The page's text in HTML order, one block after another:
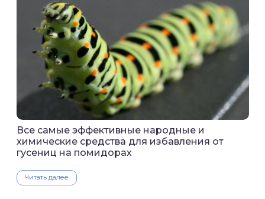
Все самые эффективные народные и
химические средства для избавления от
гусениц на помидорах
Читать далее